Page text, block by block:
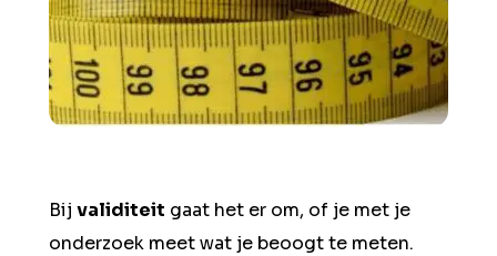
Bij validiteit gaat het er om, of je met je
onderzoek meet wat je beoogt te meten.